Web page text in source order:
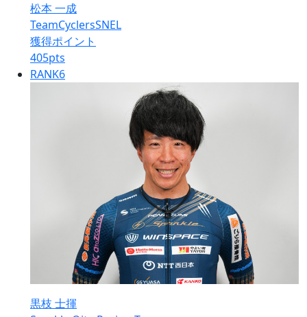
松本 一成
TeamCyclersSNEL
獲得ポイント
405pts
RANK6
黒枝 士揮